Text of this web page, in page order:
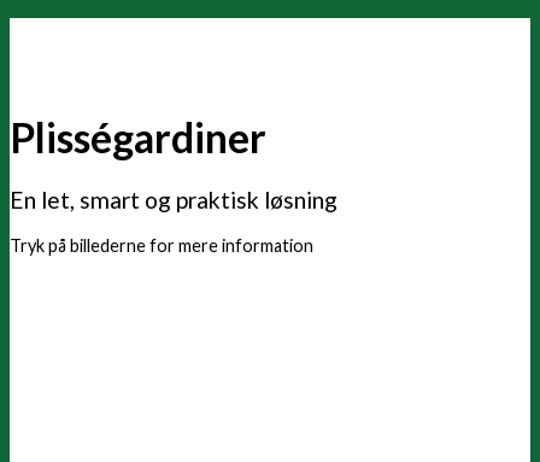
Plisségardiner
En let, smart og praktisk løsning
Tryk på billederne for mere information